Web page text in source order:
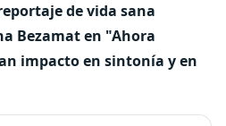
de vida sana
Bezamat en "Ahora
impacto en sintonía y en